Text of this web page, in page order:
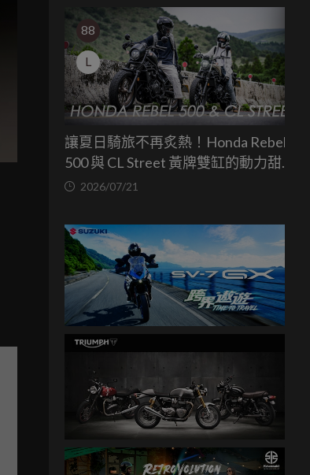
88
L
讓夏日騎旅不再炙熱！Honda Rebel
500 與 CL Street 黃牌雙缸的動力甜蜜
點 2026/07/21